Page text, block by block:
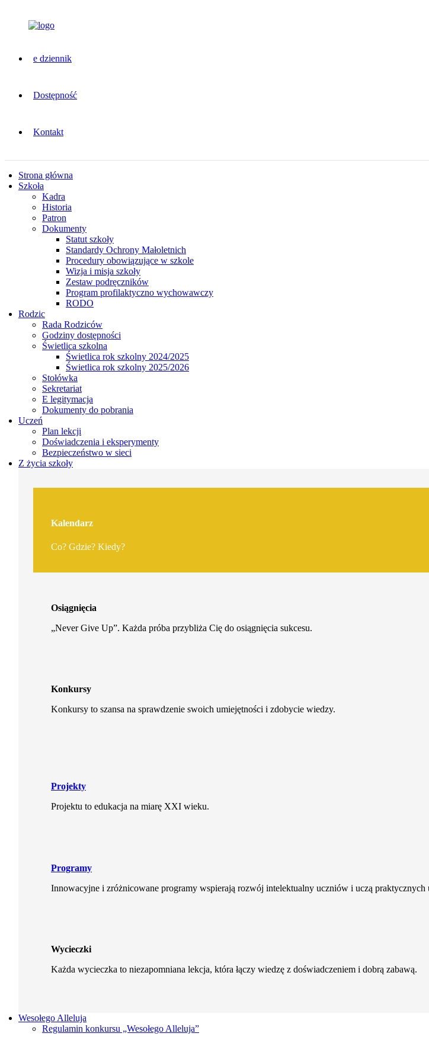
e dziennik
Dostępność
Kontakt
Strona główna
Szkoła
Kadra
Historia
Patron
Dokumenty
Statut szkoły
Standardy Ochrony Małoletnich
Procedury obowiązujące w szkole
Wizja i misja szkoły
Zestaw podręczników
Program profilaktyczno wychowawczy
RODO
Rodzic
Rada Rodziców
Godziny dostępności
Świetlica szkolna
Świetlica rok szkolny 2024/2025
Świetlica rok szkolny 2025/2026
Stołówka
Sekretariat
E legitymacja
Dokumenty do pobrania
Uczeń
Plan lekcji
Doświadczenia i eksperymenty
Bezpieczeństwo w sieci
Z życia szkoły
Kalendarz
Co? Gdzie? Kiedy?
Osiągnięcia
„Never Give Up”. Każda próba przybliża Cię do osiągnięcia sukcesu.
Konkursy
Konkursy to szansa na sprawdzenie swoich umiejętności i zdobycie wiedzy.
Projekty
Projektu to edukacja na miarę XXI wieku.
Programy
Innowacyjne i zróżnicowane programy wspierają rozwój intelektualny uczniów i uczą
Wycieczki
Każda wycieczka to niezapomniana lekcja, która łączy wiedzę z doświadczeniem i dobrą zabawą.
Wesołego Alleluja
Regulamin konkursu „Wesołego Alleluja”